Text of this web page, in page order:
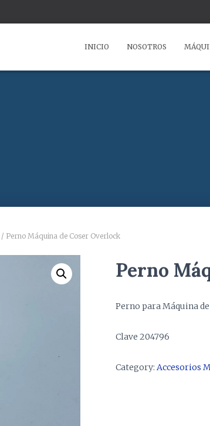
INICIO NOSOTROS
/ Perno Máquina de Coser Overlock
Perno
Perno para Máquina
Clave 204796
Category: Accesorios